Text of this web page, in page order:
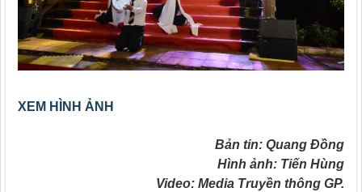
XEM HÌNH ẢNH
Bản tin: Quang Đồng
Hình ảnh: Tiến Hùng
Video: Media Truyền thông GP.